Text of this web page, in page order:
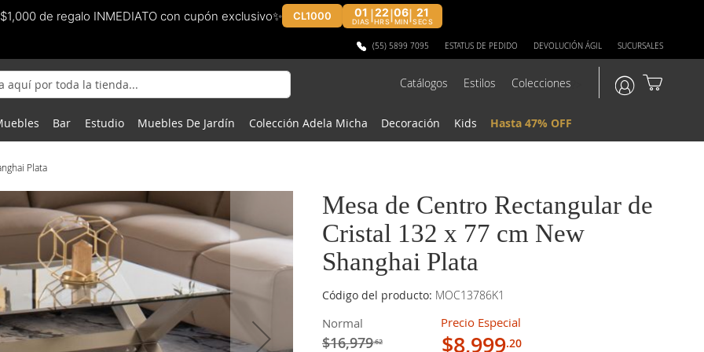
de regalo INMEDIATO con cupón exclusivo✨ CL1000 01
DIAS
22
HRS |06
MIN
20
SECS
(55) 5899 7095 ESTATUS DE PEDIDO DEVOLUCIÓN ÁGIL SUCURSALES
Catálogos Estilos Colecciones
Bar Estudio Muebles De Jardín Colección Adela Micha Decoración Kids Hasta 47% OFF
Plata
Mesa de Centro Rectangular de
Cristal 132 x 77 cm New
Shanghai Plata
Código del producto: MOC13786K1
Normal
$16,979.62
Precio Especial
$8,999.20